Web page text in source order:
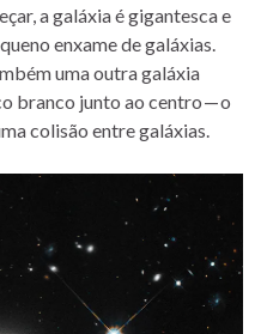
a galáxia é gigantesca e
enxame de galáxias.
uma outra galáxia
branco junto ao centro — o
colisão entre galáxias.